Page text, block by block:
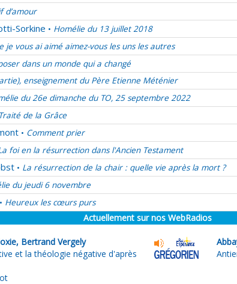
d’amour
Sorkine • Homélie du 13 juillet 2018
je vous ai aimé aimez-vous les uns les autres
dans un monde qui a changé
enseignement du Père Etienne Méténier
du 26e dimanche du TO, 25 septembre 2022
Traité de la Grâce
• Comment prier
foi en la résurrection dans l'Ancien Testament
• La résurrection de la chair : quelle vie après la mort ?
du jeudi 6 novembre
• Heureux les cœurs purs
Actuellement sur nos WebRadios
Bertrand Vergely
et la théologie négative d'après